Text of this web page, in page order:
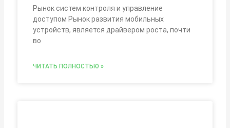
Рынок систем контроля и управление
доступом Рынок развития мобильных
устройств, является драйвером роста, почти
во
ЧИТАТЬ ПОЛНОСТЬЮ »